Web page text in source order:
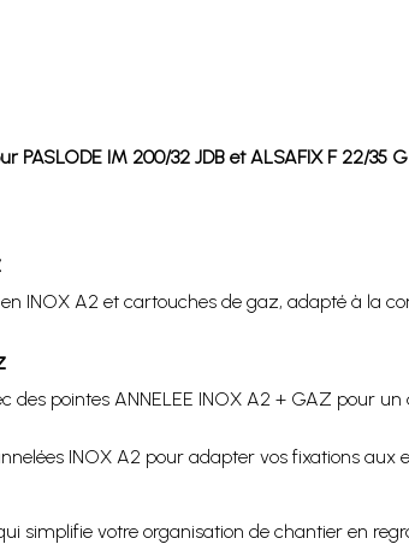
IM 200/32 JDB et ALSAFIX F 22/35
INOX A2 et cartouches de gaz, adapté à la
pointes ANNELEE INOX A2 + GAZ pour
INOX A2 pour adapter vos fixations
simplifie votre organisation de chantier en